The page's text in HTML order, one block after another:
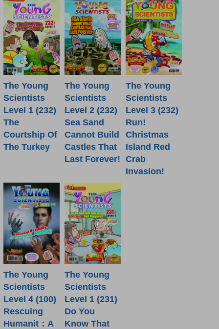
The Young
Scientists
Level 1 (232)
The
Courtship Of
The Turkey
The Young
Scientists
Level 2 (232)
Sea Sand
Cannot Build
Castles That
Last Forever!
The Young
Scientists
Level 3 (232)
Run!
Christmas
Island Red
Crab
Invasion!
The Young
Scientists
Level 4 (100)
Rescuing
Humanit：A
The Young
Scientists
Level 1 (231)
Do You
Know That